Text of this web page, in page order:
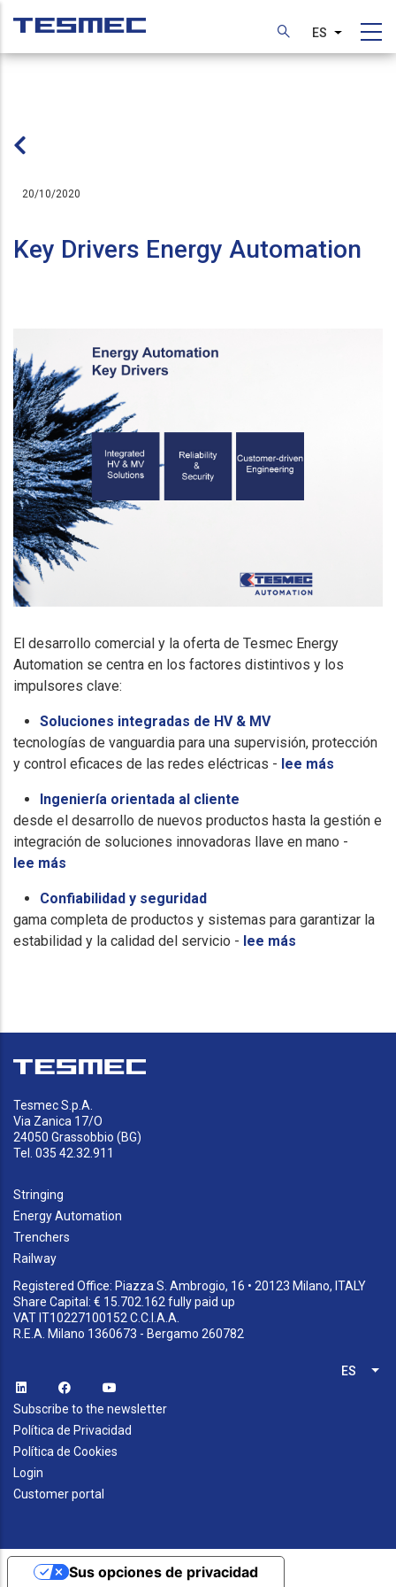
contenido
ES Lista
20/10/2020
Key Drivers Energy Automation
El desarrollo comercial y la oferta de Tesmec Energy
Automation se centra en los factores distintivos y los
impulsores clave:
Soluciones integradas de HV & MV
tecnologías de vanguardia para una supervisión, protección
y control eficaces de las redes eléctricas - lee más
Ingeniería orientada al cliente
desde el desarrollo de nuevos productos hasta la gestión e
integración de soluciones innovadoras llave en mano -
lee más
Confiabilidad y seguridad
gama completa de productos y sistemas para garantizar la
estabilidad y la calidad del servicio - lee más
Tesmec S.p.A.
Via Zanica 17/O
24050 Grassobbio (BG)
Tel. 035 42.32.911
Stringing
Energy Automation
Trenchers
Railway
Registered Office: Piazza S. Ambrogio, 16 • 20123 Milano, ITALY
Share Capital: € 15.702.162 fully paid up
VAT IT10227100152 C.C.I.A.A.
R.E.A. Milano 1360673 - Bergamo 260782
ES
Subscribe to the newsletter
Política de Privacidad
Política de Cookies
Login
Customer portal
Sus opciones de privacidad